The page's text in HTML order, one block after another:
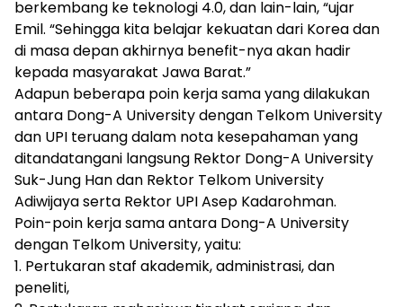
berkembang ke teknologi 4.0, dan lain-lain, “ujar
Emil. “Sehingga kita belajar kekuatan dari Korea dan
di masa depan akhirnya benefit-nya akan hadir
kepada masyarakat Jawa Barat.”
Adapun beberapa poin kerja sama yang dilakukan
antara Dong-A University dengan Telkom University
dan UPI teruang dalam nota kesepahaman yang
ditandatangani langsung Rektor Dong-A University
Suk-Jung Han dan Rektor Telkom University
Adiwijaya serta Rektor UPI Asep Kadarohman.
Poin-poin kerja sama antara Dong-A University
dengan Telkom University, yaitu:
1. Pertukaran staf akademik, administrasi, dan
peneliti,